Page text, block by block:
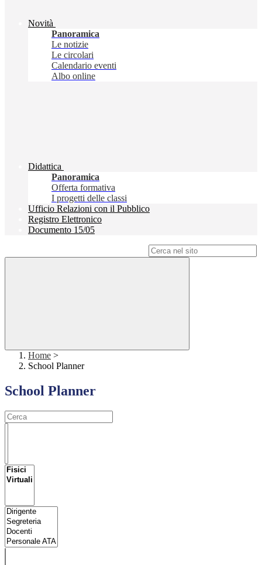
Novità
Panoramica
Le notizie
Le circolari
Calendario eventi
Albo online
Didattica
Panoramica
Offerta formativa
I progetti delle classi
Ufficio Relazioni con il Pubblico
Registro Elettronico
Documento 15/05
Home >
School Planner
School Planner